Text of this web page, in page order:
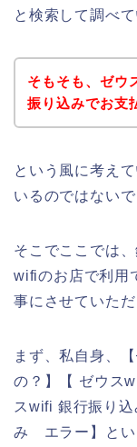
と検索して調べ
そもそも、ゼウ
振り込みでお支
という風に考え
いるのではない
そこでここでは
wifiのお店で利用
事にさせていただ
まず、私自身、
の？】【 ゼウス
スwifi 銀行振り
み エラー】とい